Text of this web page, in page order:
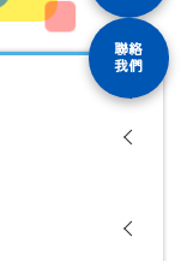
聯絡
我們